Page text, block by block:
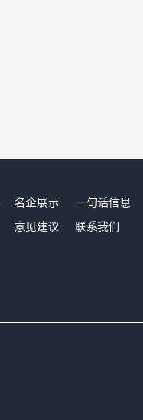
名企展示 一句话信息
意见建议 联系我们